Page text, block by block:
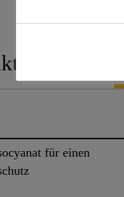
für einen